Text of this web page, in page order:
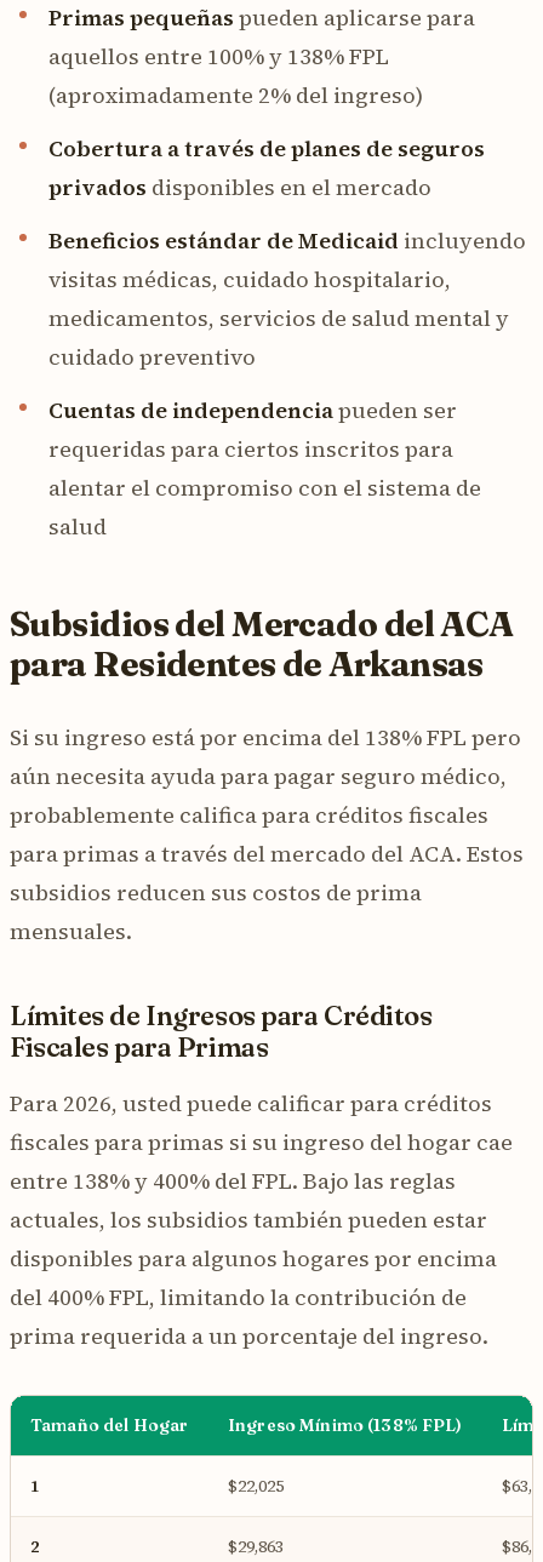
Primas pequeñas pueden aplicarse para
aquellos entre 100% y 138% FPL
(aproximadamente 2% del ingreso)
Cobertura a través de planes de seguros
privados disponibles en el mercado
Beneficios estándar de Medicaid incluyendo
visitas médicas, cuidado hospitalario,
medicamentos, servicios de salud mental y
cuidado preventivo
Cuentas de independenciapueden ser
requeridas para ciertos inscritos para
alentar el compromiso con el sistema de
salud
Subsidios del Mercado del ACA
para Residentes de Arkansas
Si su ingreso está por encima del 138% FPL pero
aún necesita ayuda para pagar seguro médico,
probablemente califica para créditos fiscales
para primas a través del mercado del ACA. Estos
subsidios reducen sus costos de prima
mensuales.
Límites de Ingresos para Créditos
Fiscales para Primas
Para 2026, usted puede calificar para créditos
fiscales para primas si su ingreso del hogar cae
entre 138% y 400% del FPL. Bajo las reglas
actuales, los subsidios también pueden estar
disponibles para algunos hogares por encima
del 400% FPL, limitando la contribución de
prima requerida a un porcentaje del ingreso.
Tamaño del Hogar Ingreso Mínimo (138% FPL)
1 $22,025
2 $29,863